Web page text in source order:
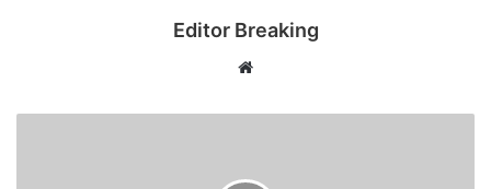
Editor Breaking
Website